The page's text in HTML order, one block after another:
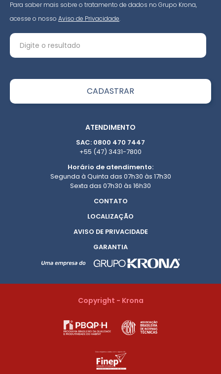
Para saber mais sobre o tratamento de dados no Grupo Krona,
acesse o nosso Aviso de Privacidade.
ATENDIMENTO
SAC: 0800 470 7447
+55 (47) 3431-7800
Horário de atendimento:
Segunda à Quinta das 07h30 às 17h30
Sexta das 07h30 às 16h30
CONTATO
LOCALIZAÇÃO
AVISO DE PRIVACIDADE
GARANTIA
Copyright - Krona